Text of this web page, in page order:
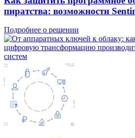
пиратства: возможности
Подробнее о решении